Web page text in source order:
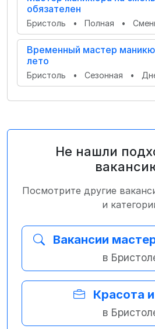
обязателен
Бристоль • Полная •
Временный мастер
лето
Бристоль • Сезонная •
Не нашли
Посмотрите другие
и
Вакансии
в
Красота
в